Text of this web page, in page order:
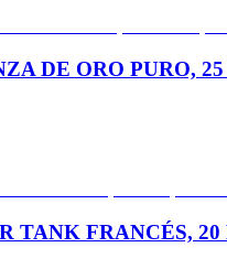
DE ORO PURO,
TANK FRANCÉS, 20